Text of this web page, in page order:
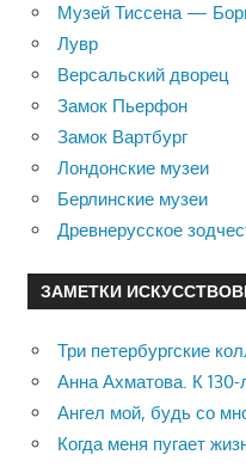
Музей Тиссена —
Лувр
Версальский дворец
Замок Пьерфон
Замок Вартбург
Лондонские музеи
Берлинские музеи
Древнерусское
ЗАМЕТКИ
Три петербургские
Анна Ахматова. К
Ангел мой, будь со
Когда меня пугает